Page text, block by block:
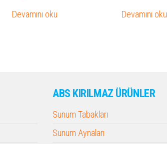
Devamını oku Devamını oku
ABS KIRILMAZ ÜRÜNLER
Sunum Tabakları
Sunum Aynaları